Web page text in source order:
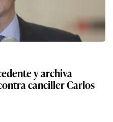
y archiva
canciller Carlos